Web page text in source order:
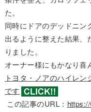
た。
同時にドアのデッドニン
出るように整えた結果、
りました。
オーナー様にもかなり喜
トヨタ・ノアのハイレ
です
この記事のURL：